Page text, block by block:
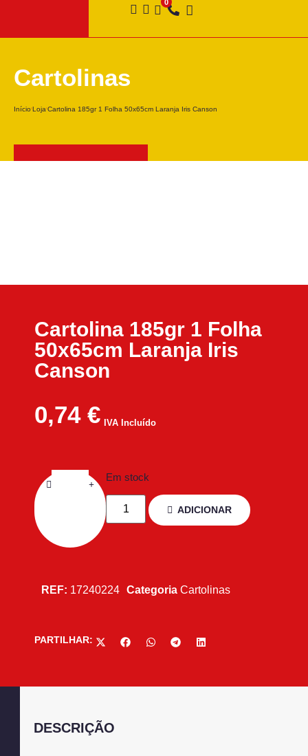
Cartolinas
Início Loja Cartolina 185gr 1 Folha 50x65cm Laranja Iris Canson
Cartolina 185gr 1 Folha
50x65cm Laranja Iris
Canson
0,74 € IVA Incluído
Em stock
ADICIONAR
REF: 17240224 Categoria Cartolinas
PARTILHAR:
DESCRIÇÃO